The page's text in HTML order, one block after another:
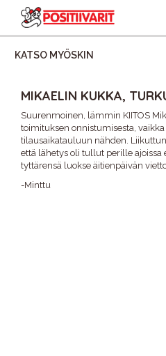
KATSO MYÖSKIN
MIKAELIN KUKKA,
Suurenmoinen, lämmin KIITOS
toimituksen onnistumisesta,
tilausaikatauluun nähden.
että lähetys oli tullut perille ajoissa
tyttärensä luokse äitienpäivän
-Minttu